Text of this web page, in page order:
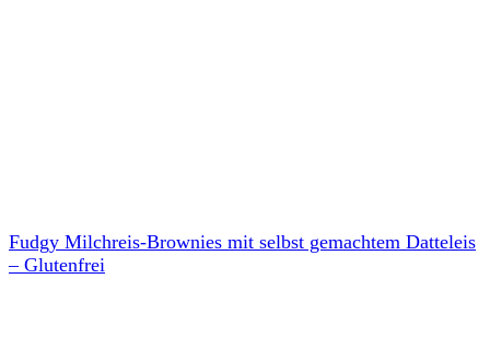
Fudgy Milchreis-Brownies mit selbst gemachtem Datteleis
– Glutenfrei